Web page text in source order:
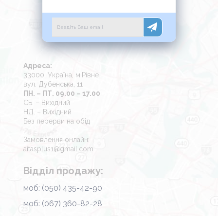
Адреса:
33000, Україна, м.Рівне
вул. Дубенська, 11
ПН. – ПТ. 09.00 – 17.00
СБ. – Вихідний
НД. – Вихідний
Без перерви на обід
Замовлення онлайн:
aitasplus1@gmail.com
Відділ продажу:
моб: (050) 435-42-90
моб: (067) 360-82-28